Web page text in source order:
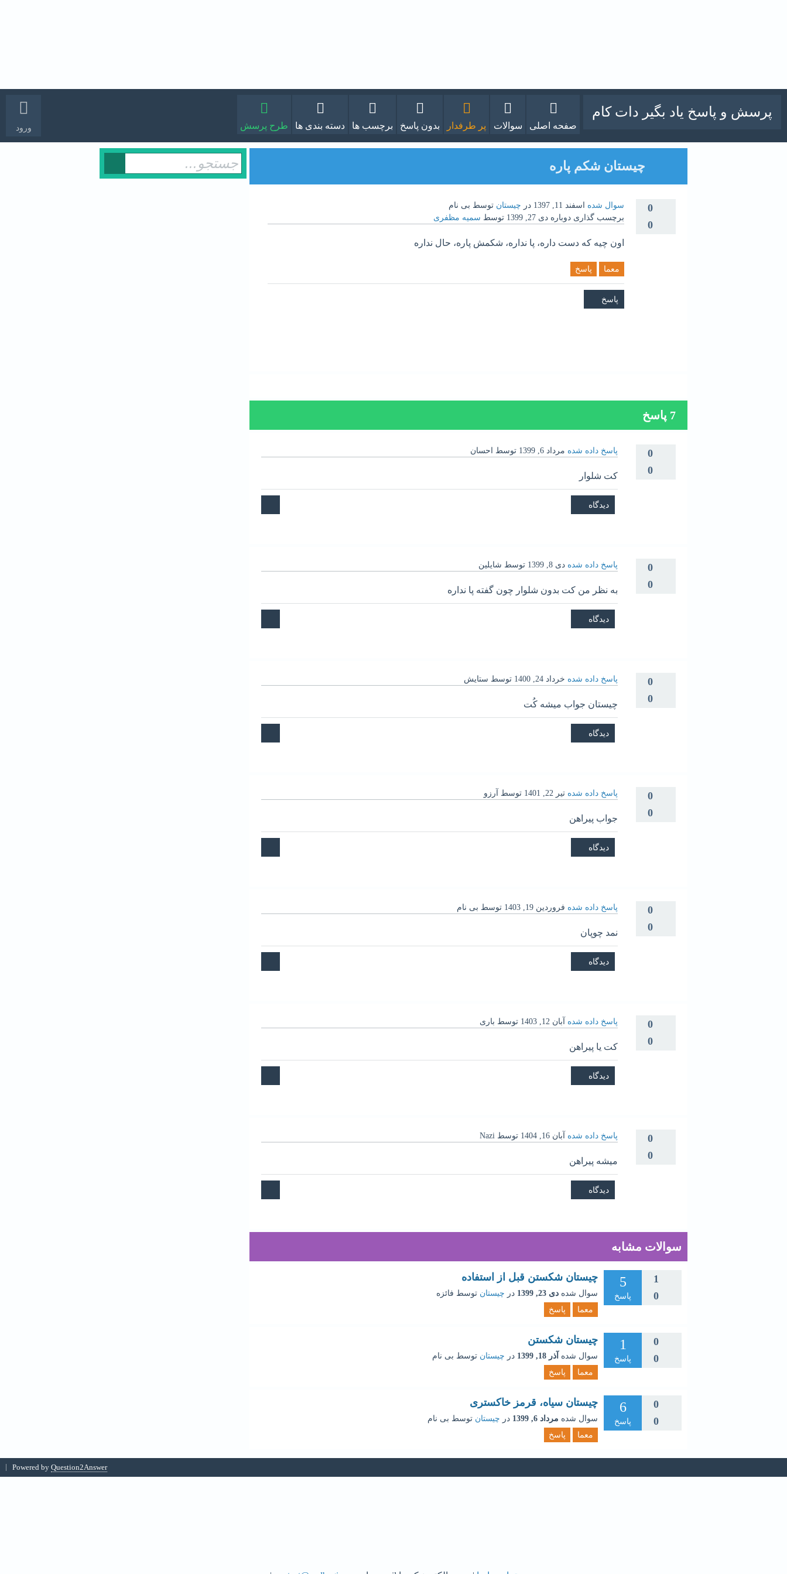
ورود
پرسش و پاسخ یاد بگیر دات کام
صفحه اصلی سوالات پر طرفدار بدون پاسخ برچسب ها دسته بندی ها طرح پرسش
چیستان شکم پاره
0
0
سوال شده اسفند 11, 1397 در چیستان توسط بی نام
برچسب گذاری دوباره دی 27, 1399 توسط سمیه مظفری
اون چیه که دست داره، پا نداره، شکمش پاره، حال نداره
معما پاسخ
7 پاسخ
0
0
پاسخ داده شده مرداد 6, 1399 توسط احسان
کت شلوار
0
0
پاسخ داده شده دی 8, 1399 توسط شایلین
به نظر من کت بدون شلوار چون گفته پا نداره
0
0
پاسخ داده شده خرداد 24, 1400 توسط ستایش
چیستان جواب میشه کُت
0
0
پاسخ داده شده تیر 22, 1401 توسط آرزو
جواب پیراهن
0
0
پاسخ داده شده فروردین 19, 1403 توسط بی نام
نمد چوپان
0
0
پاسخ داده شده آبان 12, 1403 توسط باری
کت یا پیراهن
0
0
پاسخ داده شده آبان 16, 1404 توسطNazi
میشه پیراهن
سوالات مشابه
1
0
5
پاسخ
چیستان شکستن قبل از استفاده
سوال شده دی 23, 1399 در چیستان توسط فائزه
معما
پاسخ
0
0
1
پاسخ
چیستان شکستن
سوال شده آذر 18, 1399 در چیستان توسط بی نام
معما
پاسخ
0
0
6
پاسخ
چیستان سیاه، قرمز خاکستری
سوال شده مرداد 6, 1399 در چیستان توسط بی نام
معما
پاسخ
Powered by Question2Answer